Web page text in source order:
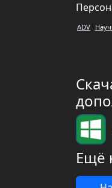
ADV
Ещё